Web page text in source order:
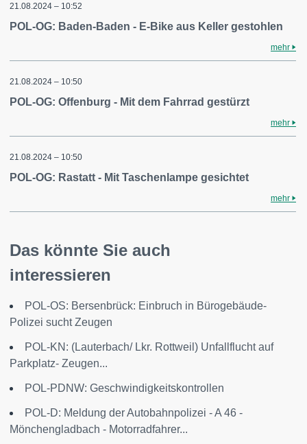
21.08.2024 – 10:52
POL-OG: Baden-Baden - E-Bike aus Keller gestohlen
mehr
21.08.2024 – 10:50
POL-OG: Offenburg - Mit dem Fahrrad gestürzt
mehr
21.08.2024 – 10:50
POL-OG: Rastatt - Mit Taschenlampe gesichtet
mehr
Das könnte Sie auch
interessieren
POL-OS: Bersenbrück: Einbruch in Bürogebäude-
Polizei sucht Zeugen
POL-KN: (Lauterbach/ Lkr. Rottweil) Unfallflucht auf
Parkplatz- Zeugen...
POL-PDNW: Geschwindigkeitskontrollen
POL-D: Meldung der Autobahnpolizei - A 46 -
Mönchengladbach - Motorradfahrer...